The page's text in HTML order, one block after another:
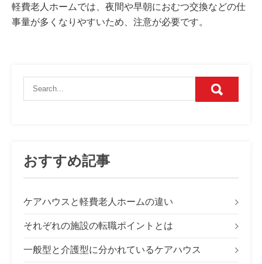
軽費老人ホームでは、夜間や早朝におむつ交換などの仕
事量が多くなりやすいため、注意が必要です。
おすすめ記事
ケアハウスと軽費老人ホームの違い
それぞれの施設の転職ポイントとは
一般型と介護型に分かれているケアハウス